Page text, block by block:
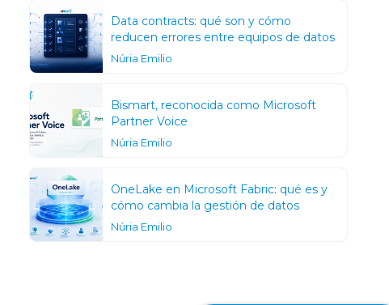
Data contracts: qué son y cómo
reducen errores entre equipos de datos
Núria Emilio
Bismart, reconocida como Microsoft
Partner Voice
Núria Emilio
OneLake en Microsoft Fabric: qué es y
cómo cambia la gestión de datos
Núria Emilio